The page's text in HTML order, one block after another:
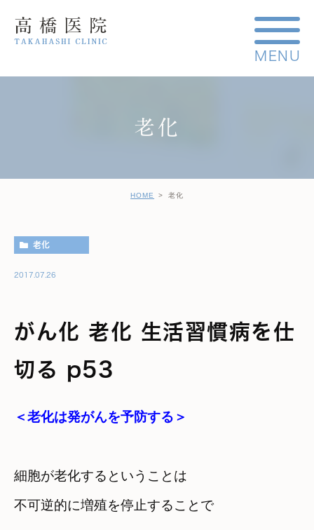
老化
HOME 老化
老化
2017.07.26
がん化 老化 生活習慣病を仕
切る p53
＜老化は発がんを予防する＞
細胞が老化するということは
不可逆的に増殖を停止することで